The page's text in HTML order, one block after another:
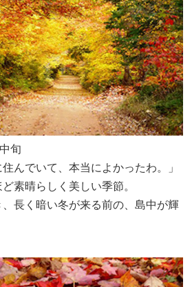
旬
んでいて、本当によかったわ。」
素晴らしく美しい季節。
長く暗い冬が来る前の、島中が輝